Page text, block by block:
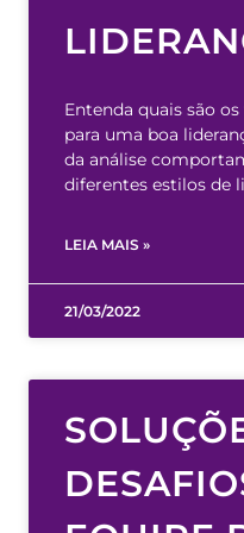
Entenda quais são
para uma boa
da análise
diferentes estilos de
LEIA MAIS »
21/03/2022